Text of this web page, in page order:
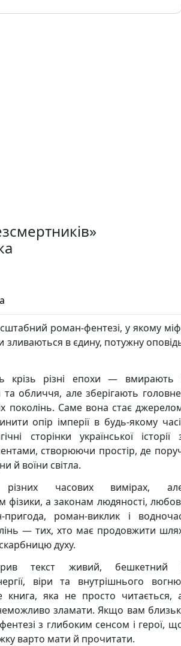
роман-фентезі, у якому
зливаються в єдину, потужну
крізь різні епохи — вмирають
обличчя, але зберігають
поколінь. Саме вона стає
опір імперії в будь-якому
сторінки української історії
створюючи простір, де
й воїни світла.
часових вимірах,
фізики, а законам людяності,
роман-виклик і
— тих, хто має продовжити
духу.
текст живий, бешкетний
віри та внутрішнього
книга, яка не просто читається,
зламати. Якщо вам
фентезі з глибоким сенсом і герої,
варто мати й прочитати.